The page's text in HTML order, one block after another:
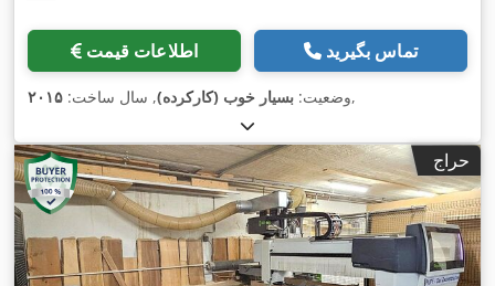
اطلاعات قیمت تماس بگیرید
وضعیت: بسیار خوب (کارکرده), سال ساخت: ۲۰۱۵ ,
حراج